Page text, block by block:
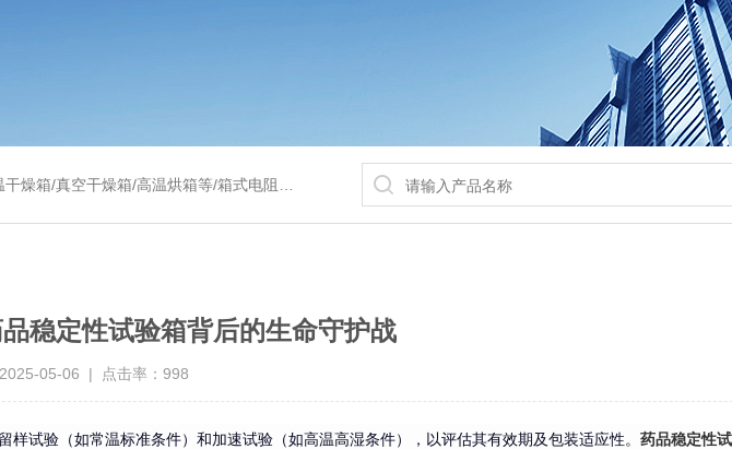
/高温马弗炉/管式炉/气氛炉/试验箱/摇床/振荡器/水槽/水浴锅等
稳定性试验箱背后的生命守护战
05-06 | 点击率：998
试验（如常温标准条件）和加速试验（如高温高湿条件），以评估其有效期及包装适应性。 药品稳定性